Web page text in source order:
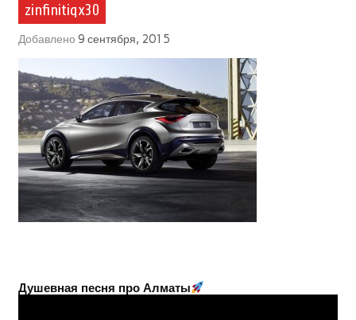
zinfinitiqx30
Добавлено 9 сентября, 2015
Душевная песня про Алматы